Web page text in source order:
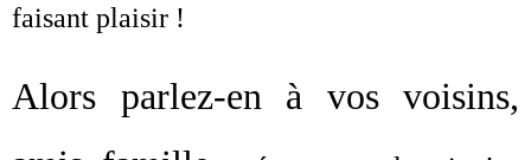
faisant plaisir !
Alors parlez-en à vos voisins,